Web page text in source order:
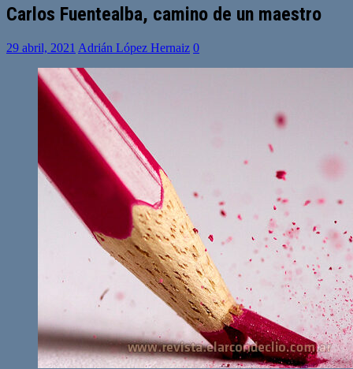
Carlos Fuentealba, camino de un maestro
29 abril, 2021 Adrián López Hernaiz 0